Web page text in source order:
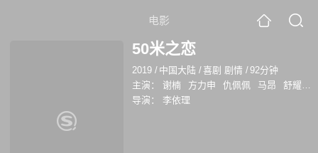
电影
50米之恋
2019 / 中国大陆 /喜剧 剧情 /92分钟
主演：
谢楠 方力申 仇佩佩 马昂 舒耀瑄
导演：
李依理